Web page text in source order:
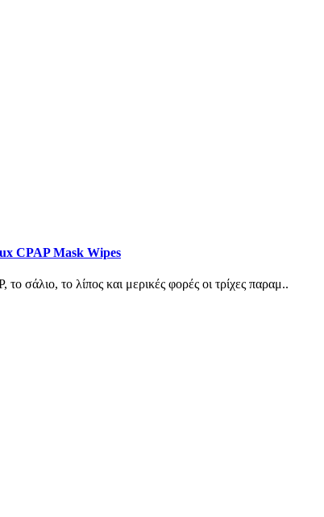
CPAP Mask Wipes
σάλιο, το λίπος και μερικές φορές οι τρίχες παραμ..